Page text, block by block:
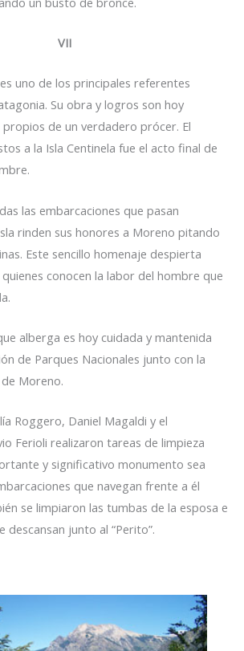
VII
uno de los principales referentes
Su obra y logros son hoy
de un verdadero prócer. El
a la Isla Centinela fue el acto final de
las embarcaciones que pasan
rinden sus honores a Moreno pitando
Este sencillo homenaje despierta
conocen la labor del hombre que
alberga es hoy cuidada y mantenida
de Parques Nacionales junto con la
Moreno.
Roggero, Daniel Magaldi y el
Ferioli realizaron tareas de limpieza
y significativo monumento sea
que navegan frente a él
se limpiaron las tumbas de la esposa e
junto al “Perito”.